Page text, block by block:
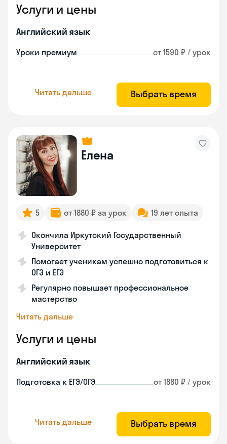
Услуги и цены
Английский язык
Уроки премиум от 1590 ₽ / урок
Читать дальше Выбрать время
Елена
5 от 1880 ₽ за урок 19 лет опыта
Окончила Иркутский Государственный
Университет
Помогает ученикам успешно подготовиться к
ОГЭ и ЕГЭ
Регулярно повышает профессиональное
мастерство
Читать дальше
Услуги и цены
Английский язык
Подготовка к ЕГЭ/ОГЭ от 1880 ₽ / урок
Читать дальше Выбрать время